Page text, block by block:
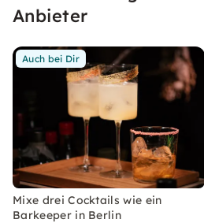
wirst.
Anbieter
Auch bei Dir
Mixe drei Cocktails wie ein
Barkeeper in Berlin